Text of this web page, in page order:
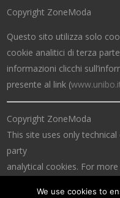
Copyright ZoneModa
Questo sito utilizza solo
cookie analitici di terza
informazioni clicchi
presente al link (
Copyright ZoneModa
This site uses only
party
analytical cookies. For
We use cookies to